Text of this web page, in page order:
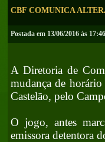
CBF COMUNICA
Postada em 13/06/2016 às 17:46
A Diretoria de
mudança de
Castelão, pelo
O jogo, antes
emissora detentora